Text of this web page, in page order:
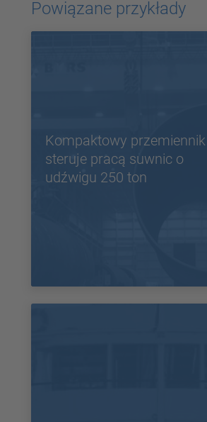
Management Platform
Powiązane przykłady
Kompaktowy przemiennik
steruje pracą suwnic o
udźwigu 250 ton